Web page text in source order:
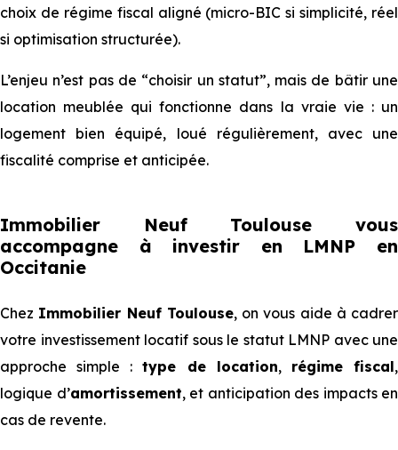
choix de régime fiscal aligné (micro-BIC si simplicité, réel
si optimisation structurée).
L’enjeu n’est pas de “choisir un statut”, mais de bâtir une
location meublée qui fonctionne dans la vraie vie : un
logement bien équipé, loué régulièrement, avec une
fiscalité comprise et anticipée.
Immobilier Neuf Toulouse vous
accompagne à investir en LMNP en
Occitanie
Chez Immobilier Neuf Toulouse, on vous aide à cadrer
votre investissement locatif sous le statut LMNP avec une
approche simple :type de location, régime fiscal,
logique d’amortissement, et anticipation des impacts en
cas de revente.